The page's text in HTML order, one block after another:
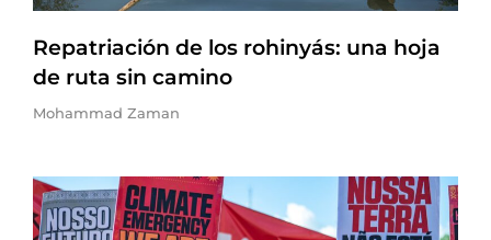
Repatriación de los rohinyás: una hoja
de ruta sin camino
Mohammad Zaman